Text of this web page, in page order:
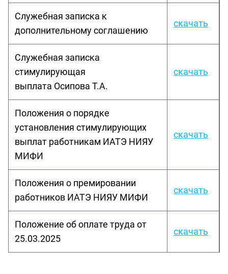
Служебная записка к
дополнительному соглашению
скачать
Служебная записка
стимулирующая
выплата Осипова Т.А.
скачать
Положения о порядке
установления стимулирующих
выплат работникам ИАТЭ НИЯУ
МИФИ
скачать
Положения о премировании
работников ИАТЭ НИЯУ МИФИ
скачать
Положение об оплате труда от
25.03.2025
скачать